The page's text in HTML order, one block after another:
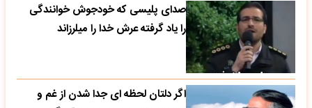
صدای پلیسی که خودجوش خوانندگی
را یاد گرفته عرش خدا را میلرزاند
اگر دلتان لحظه ای جدا شدن از غم و